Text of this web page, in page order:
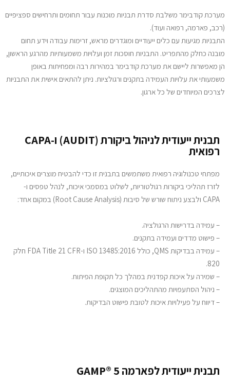
מערכת קודבימר משלבת סדרת תבניות מוכנות עבור תחומים ותרחישים ספציפיים
(רכב, פארמה, רפואה ועוד).
התבניות מגיעות עם כלים ייעודיים ומוגדרים מראש, זרימות עבודה וידע תחום
מובנה כחלק מהתפריט. התבניות חוסכות זמן ועלויות משמעותיות מהרגע הראשון,
הן מאפשרות ליישם את מערכת קודבימר במהירות רבה ומפחיתות באופן
משמעותי את עלויות העמידה בתקנים ורגולציות. ניתן להתאים אישית את התבניות
לצרכים המיוחדים של כל ארגון.
תבנית ייעודית לניהול ביקורת (AUDIT) ו-CAPA
רפואית
מפתחי טכנולוגיה רפואית משתמשים בתבנית זו כדי להבטיח מוצרים איכותיים,
לזרז תהליכי ביקורות רגולטוריות, לשלוט במסמכי איכות, לנהל טפסים ו-
CAPA ולבצע ניתוח שורש של סיבות (Root Cause Analysis) במקום אחד:
– עמידה בדרישות הרגולציה.
– פישוט מדדים ועמידה בתקנים.
– עמידה בבדיקות QMS, כולל ISO 13485:2016 ו-FDA Title 21 CFR חלק
820.
– שמירה על איכות קפדנית במהלך כל תקופת הפיתוח.
– ניהול הסתעפויות מהתהליכים המוצגים.
– דיווח על פעילויות איכות לטובת פישוט הבדיקות.
תבנית ייעודית לפארמה GAMP® 5